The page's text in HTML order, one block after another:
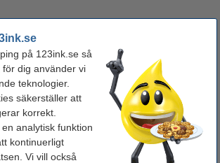
på 123ink.se så
dig använder vi
teknologier.
säkerställer att
korrekt.
analytisk funktion
kontinuerligt
Vi vill också
EXPO anslutningskabel 5m [Star
EXPO anslutningskabel 1,8m [Star